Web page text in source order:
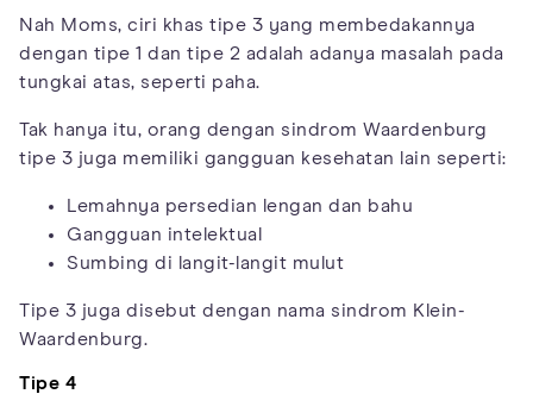
Nah Moms, ciri khas tipe 3 yang membedakannya
dengan tipe 1 dan tipe 2 adalah adanya masalah pada
tungkai atas, seperti paha.
Tak hanya itu, orang dengan sindrom Waardenburg
tipe 3 juga memiliki gangguan kesehatan lain seperti:
Lemahnya persedian lengan dan bahu
Gangguan intelektual
Sumbing di langit-langit mulut
Tipe 3 juga disebut dengan nama sindrom Klein-
Waardenburg.
Tipe 4